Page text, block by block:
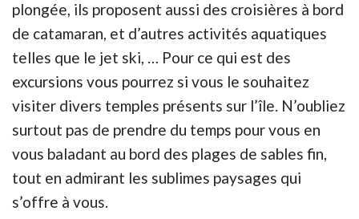
plongée, ils proposent aussi des croisières à bord
de catamaran, et d’autres activités aquatiques
telles que le jet ski, … Pour ce qui est des
excursions vous pourrez si vous le souhaitez
visiter divers temples présents sur l’île. N’oubliez
surtout pas de prendre du temps pour vous en
vous baladant au bord des plages de sables fin,
tout en admirant les sublimes paysages qui
s’offre à vous.